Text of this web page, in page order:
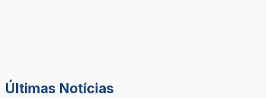
Últimas Notícias